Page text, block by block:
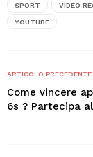
SPORT VIDEO
YOUTUBE
ARTICOLO PRECEDENTE
Come vincere
6s ? Partecipa